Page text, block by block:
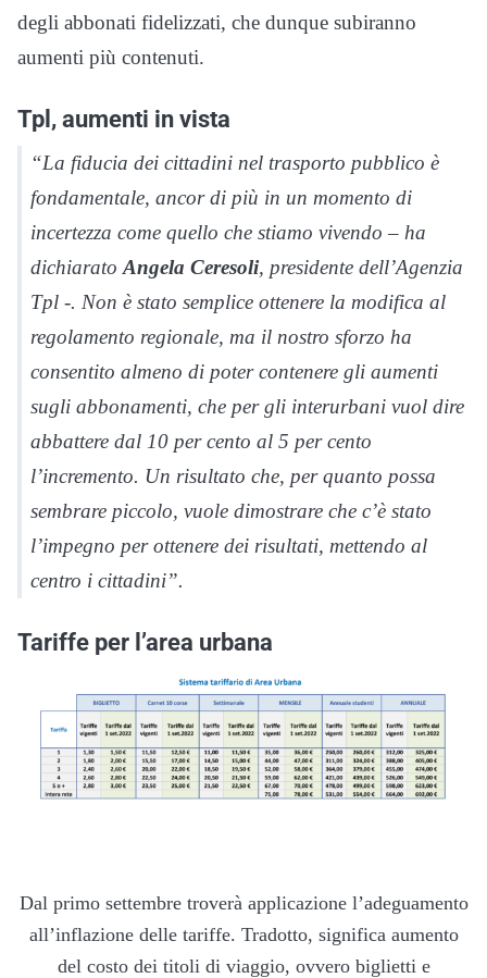
degli abbonati fidelizzati, che dunque subiranno
aumenti più contenuti.
Tpl, aumenti in vista
“La fiducia dei cittadini nel trasporto pubblico è
fondamentale, ancor di più in un momento di
incertezza come quello che stiamo vivendo – ha
dichiarato Angela Ceresoli, presidente dell’Agenzia
Tpl -. Non è stato semplice ottenere la modifica al
regolamento regionale, ma il nostro sforzo ha
consentito almeno di poter contenere gli aumenti
sugli abbonamenti, che per gli interurbani vuol dire
abbattere dal 10 per cento al 5 per cento
l’incremento. Un risultato che, per quanto possa
sembrare piccolo, vuole dimostrare che c’è stato
l’impegno per ottenere dei risultati, mettendo al
centro i cittadini”.
Tariffe per l’area urbana
Dal primo settembre troverà applicazione l’adeguamento
all’inflazione delle tariffe. Tradotto, significa aumento
del costo dei titoli di viaggio, ovvero biglietti e